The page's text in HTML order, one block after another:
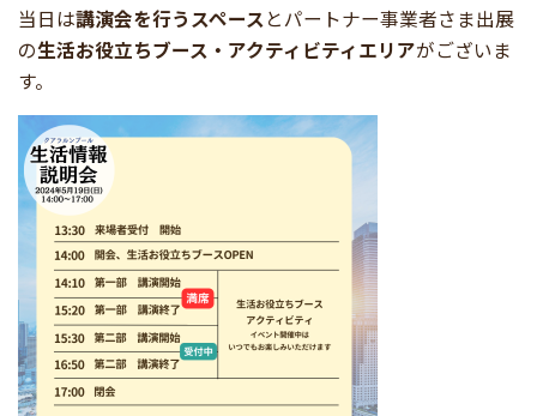
当日は講演会を行うスペースとパートナー事業者さま出展
の生活お役立ちブース・アクティビティエリアがございま
す。